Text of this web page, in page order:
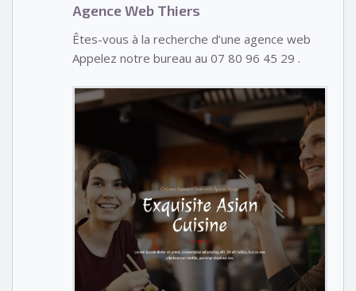
Agence Web Thiers
Êtes-vous à la recherche d’une agence web
Appelez notre bureau au 07 80 96 45 29 .